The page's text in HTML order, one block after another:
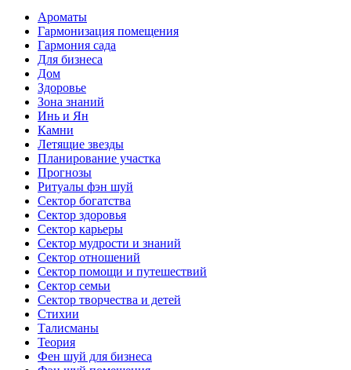
Ароматы
Гармонизация помещения
Гармония сада
Для бизнеса
Дом
Здоровье
Зона знаний
Инь и Ян
Камни
Летящие звезды
Планирование участка
Прогнозы
Ритуалы фэн шуй
Сектор богатства
Сектор здоровья
Сектор карьеры
Сектор мудрости и знаний
Сектор отношений
Сектор помощи и путешествий
Сектор семьи
Сектор творчества и детей
Стихии
Талисманы
Теория
Фен шуй для бизнеса